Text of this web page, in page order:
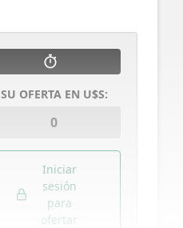
SU OFERTA EN U$S:
Iniciar
sesión
para
ofertar